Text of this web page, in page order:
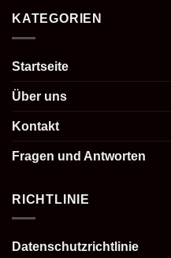
KATEGORIEN
Startseite
Über uns
Kontakt
Fragen und Antworten
RICHTLINIE
Datenschutzrichtlinie